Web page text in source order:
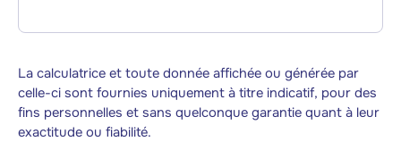
La calculatrice et toute donnée affichée ou générée par
celle-ci sont fournies uniquement à titre indicatif, pour des
fins personnelles et sans quelconque garantie quant à leur
exactitude ou fiabilité.